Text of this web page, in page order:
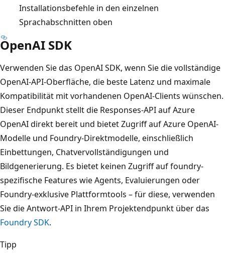
Installationsbefehle in den einzelnen
Sprachabschnitten oben
OpenAI SDK
Verwenden Sie das OpenAI SDK, wenn Sie die vollständige
OpenAI-API-Oberfläche, die beste Latenz und maximale
Kompatibilität mit vorhandenen OpenAI-Clients wünschen.
Dieser Endpunkt stellt die Responses-API auf Azure
OpenAI direkt bereit und bietet Zugriff auf Azure OpenAI-
Modelle und Foundry-Direktmodelle, einschließlich
Einbettungen, Chatvervollständigungen und
Bildgenerierung. Es bietet keinen Zugriff auf foundry-
spezifische Features wie Agents, Evaluierungen oder
Foundry-exklusive Plattformtools – für diese, verwenden
Sie die Antwort-API in Ihrem Projektendpunkt über das
Foundry SDK.
Tipp